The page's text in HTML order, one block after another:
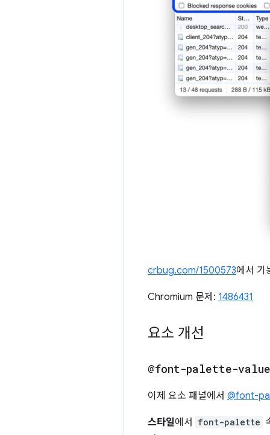
crbug.com/1500573에서 기
Chromium 문제: 1486431
요소 개선
@font-palette-
이제 요소 패널에서 @font-
스타일에서 font-palette